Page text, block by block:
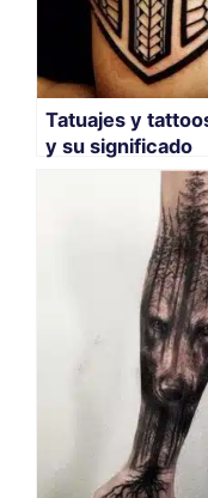
Tatuajes y
y su significado